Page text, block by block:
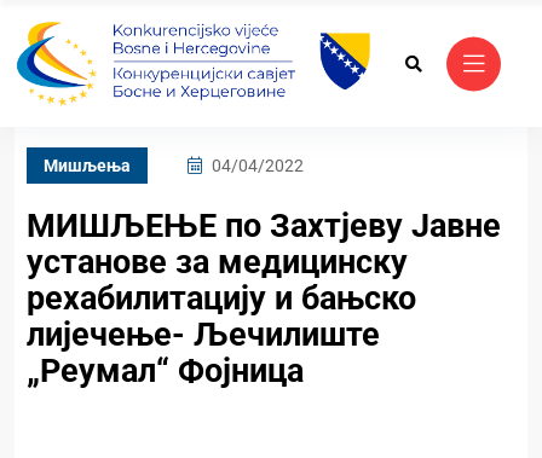
Mишљења 04/04/2022
МИШЉЕЊЕ по Захтјеву Јавне
установе за медицинску
рехабилитацију и бањско
лијечење- Љечилиште
„Реумал“ Фојница